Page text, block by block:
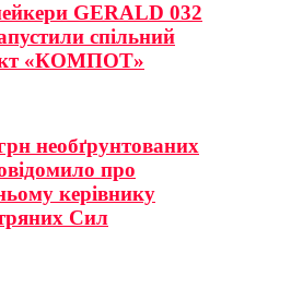
GERALD 032
спільний
«КОМПОТ»
необґрунтованих
про
керівнику
Сил